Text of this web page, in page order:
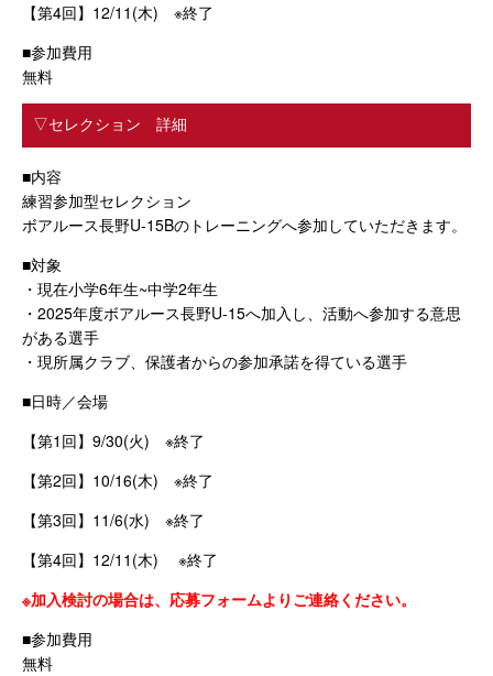
【第4回】12/11(木) ※終了
■参加費用
無料
▽セレクション 詳細
■内容
練習参加型セレクション
ボアルース長野U-15Bのトレーニングへ参加していただきます。
■対象
・現在小学6年生~中学2年生
・2025年度ボアルース長野U-15へ加入し、活動へ参加する意思
がある選手
・現所属クラブ、保護者からの参加承諾を得ている選手
■日時／会場
【第1回】9/30(火) ※終了
【第2回】10/16(木) ※終了
【第3回】11/6(水) ※終了
【第4回】12/11(木) ※終了
※加入検討の場合は、応募フォームよりご連絡ください。
■参加費用
無料